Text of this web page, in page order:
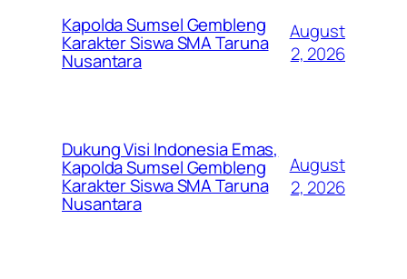
Kapolda Sumsel Gembleng
Karakter Siswa SMA Taruna
Nusantara
August
2, 2026
Dukung Visi Indonesia Emas,
Kapolda Sumsel Gembleng
Karakter Siswa SMA Taruna
Nusantara
August
2, 2026